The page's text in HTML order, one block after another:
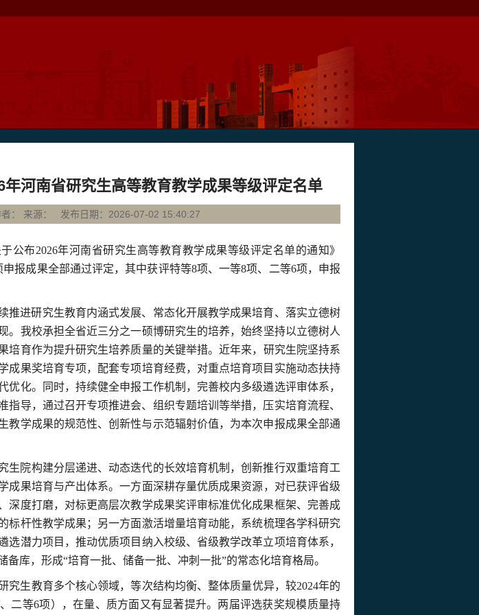
河南省研究生高等教育教学成果等级评定名单
： 来源： 发布日期：2026-07-02 15:40:27
公布2026年河南省研究生高等教育教学成果等级评定名单的通知》
申报成果全部通过评定，其中获评特等8项、一等8项、二等6项，申报
推进研究生教育内涵式发展、常态化开展教学成果培育、 落实立德树
。我校承担全省近三分之一硕博研究生的培养，始终坚持以立德树人
培育作为提升研究生培养质量的关键举措。近年来，研究生院坚持系
成果奖培育专项，配套专项培育经费，对重点培育项目实施动态扶持
优化。同时，持续健全申报工作机制，完善校内多级遴选评审体系，
指导，通过召开专项推进会、组织专题培训等举措， 压实培育流程、
教学成果的规范性、创新性与示范辐射价值，为本次申报成果全部通
生院构建分层递进、动态迭代的长效培育机制，创新推行双重培育工
成果培育与产出体系。一方面深耕存量优质成果资源，对已获评省级
深度打磨， 对标更高层次教学成果奖评审标准优化成果框架、完善成
标杆性教学成果；另一方面激活增量培育动能，系统梳理各学科研究
选潜力项目，推动优质项目纳入校级、省级教学改革立项培育体系，
备库，形成“培育一批、储备一批、冲刺一批”的常态化培育格局。
究生教育多个核心领域，等次结构均衡、整体质量优异，较2024年的
二等6项），在量、质方面又有显著提升。 两届评选获奖规模质量持